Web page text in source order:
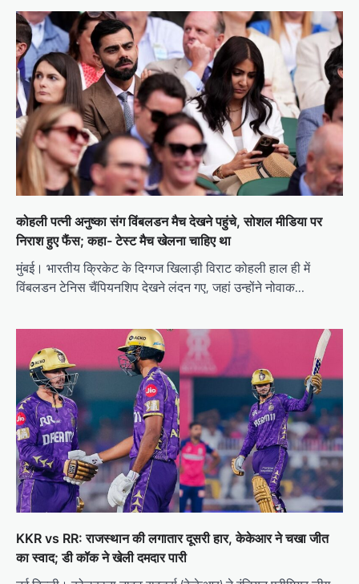
कोहली पत्नी अनुष्का संग विंबलडन मैच देखने पहुंचे, सोशल मीडिया पर
निराश हुए फैंस; कहा- टेस्ट मैच खेलना चाहिए था
मुंबई। भारतीय क्रिकेट के दिग्गज खिलाड़ी विराट कोहली हाल ही में
विंबलडन टेनिस चैंपियनशिप देखने लंदन गए, जहां उन्होंने नोवाक…
KKR vs RR: राजस्थान की लगातार दूसरी हार, केकेआर ने चखा जीत
का स्वाद; डी कॉक ने खेली दमदार पारी